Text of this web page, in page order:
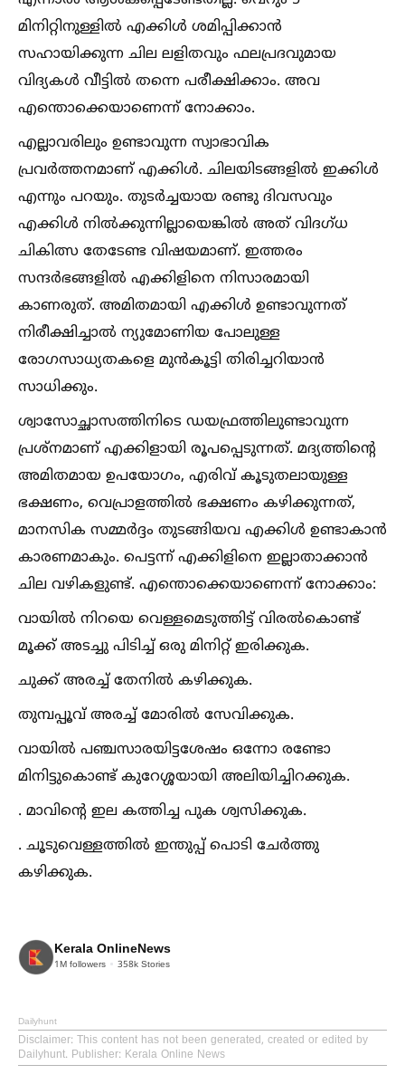
മിനിറ്റിനുള്ളില്‍ എക്കിള്‍ ശമിപ്പിക്കാൻ
സഹായിക്കുന്ന ചില ലളിതവും ഫലപ്രദവുമായ
വിദ്യകള്‍ വീട്ടില്‍ തന്നെ പരീക്ഷിക്കാം. അവ
എന്തൊക്കെയാണെന്ന് നോക്കാം.
എല്ലാവരിലും ഉണ്ടാവുന്ന സ്വാഭാവിക
പ്രവര്‍ത്തനമാണ് എക്കിള്‍. ചിലയിടങ്ങളില്‍ ഇക്കിള്‍
എന്നും പറയും. തുടർച്ചയായ രണ്ടു ദിവസവും
എക്കിള്‍ നില്‍ക്കുന്നില്ലായെങ്കില്‍ അത് വിദഗ്ധ
ചികിത്സ തേടേണ്ട വിഷയമാണ്. ഇത്തരം
സന്ദർഭങ്ങളില്‍ എക്കിളിനെ നിസാരമായി
കാണരുത്. അമിതമായി എക്കിള്‍ ഉണ്ടാവുന്നത്
നിരീക്ഷിച്ചാല്‍ ന്യുമോണിയ പോലുള്ള
രോഗസാധ്യതകളെ മുന്‍കൂട്ടി തിരിച്ചറിയാന്‍
സാധിക്കും.
ശ്വാസോച്ഛാസത്തിനിടെ ഡയഫ്രത്തിലുണ്ടാവുന്ന
പ്രശ്‌നമാണ് എക്കിളായി രൂപപ്പെടുന്നത്. മദ്യത്തിന്റെ
അമിതമായ ഉപയോഗം, എരിവ് കൂടുതലായുള്ള
ഭക്ഷണം, വെപ്രാളത്തില്‍ ഭക്ഷണം കഴിക്കുന്നത്,
മാനസിക സമ്മര്‍ദ്ദം തുടങ്ങിയവ എക്കിള്‍ ഉണ്ടാകാൻ
കാരണമാകും. പെട്ടന്ന് എക്കിളിനെ ഇല്ലാതാക്കാൻ
ചില വഴികളുണ്ട്. എന്തൊക്കെയാണെന്ന് നോക്കാം:
വായില്‍ നിറയെ വെള്ളമെടുത്തിട്ട്‌ വിരല്‍കൊണ്ട്‌
മൂക്ക്‌ അടച്ചു പിടിച്ച്‌ ഒരു മിനിറ്റ്‌ ഇരിക്കുക.
ചുക്ക് അരച്ച്‌ തേനില്‍ കഴിക്കുക.
തുമ്പപ്പൂവ് അരച്ച്‌ മോരില്‍ സേവിക്കുക.
വായില്‍ പഞ്ചസാരയിട്ടശേഷം ഒന്നോ രണ്ടോ
മിനിട്ടുകൊണ്ട് കുറേശ്ശയായി അലിയിച്ചിറക്കുക.
. മാവിന്‍റെ ഇല കത്തിച്ച പുക ശ്വസിക്കുക.
. ചൂടുവെള്ളത്തില്‍ ഇന്തുപ്പ് പൊടി ചേര്‍ത്തു
കഴിക്കുക.
Kerala OnlineNews
1M followers 358k Stories
Dailyhunt
Disclaimer: This content has not been generated, created or edited by
Dailyhunt. Publisher: Kerala Online News